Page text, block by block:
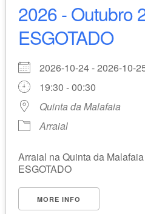
2026 - Outubro
ESGOTADO
2026-10-24 - 2026-10-
19:30 - 00:30
Quinta da Malafaia
Arraial
Arraial na Quinta da
ESGOTADO
MORE INFO